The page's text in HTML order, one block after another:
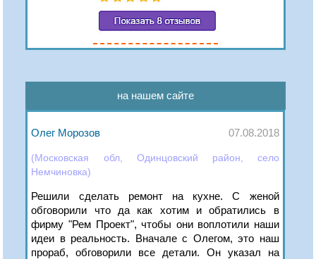
на нашем сайте
Олег Морозов 07.08.2018
(Московская обл, Одинцовский район, село
Немчиновка)
Решили сделать ремонт на кухне. С женой
обговорили что да как хотим и обратились в
фирму "Рем Проект", чтобы они воплотили наши
идеи в реальность. Вначале с Олегом, это наш
прораб, обговорили все детали. Он указал на